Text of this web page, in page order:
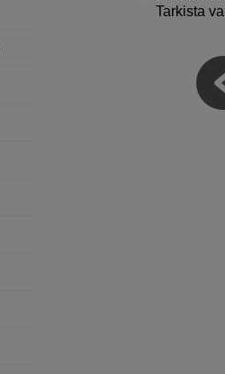
Tarkista